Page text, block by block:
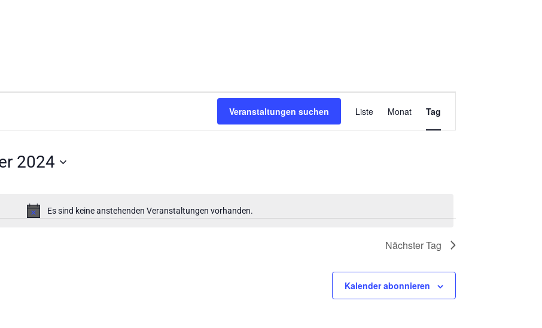
Hinweis
Es sind keine anstehenden Veranstaltungen vorhanden.
Veranstaltungen suchen
ANSICHTEN-
NAVIGATION
Liste Monat Tag
2024
Nächster Tag
Kalender abonnieren